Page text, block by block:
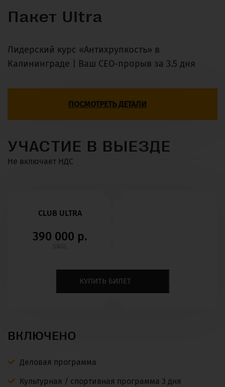
Пакет Ultra
Лидерский курс «Антихрупкость» в
Калининграде | Ваш CEO-прорыв за 3.5 дня
ПОСМОТРЕТЬ ДЕТАЛИ
УЧАСТИЕ В ВЫЕЗДЕ
Не включает НДС
CLUB ULTRA
390 000 р.
КУПИТЬ БИЛЕТ
ВКЛЮЧЕНО
Деловая программа
Культурная / спортивная программа 3 дня